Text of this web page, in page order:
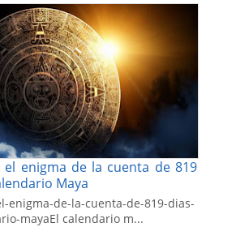
el enigma de la cuenta de 819
Maya
enigma-de-la-cuenta-de-819-dias-
mayaEl calendario m...